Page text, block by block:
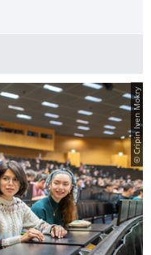
© Cripin Iven Mokry